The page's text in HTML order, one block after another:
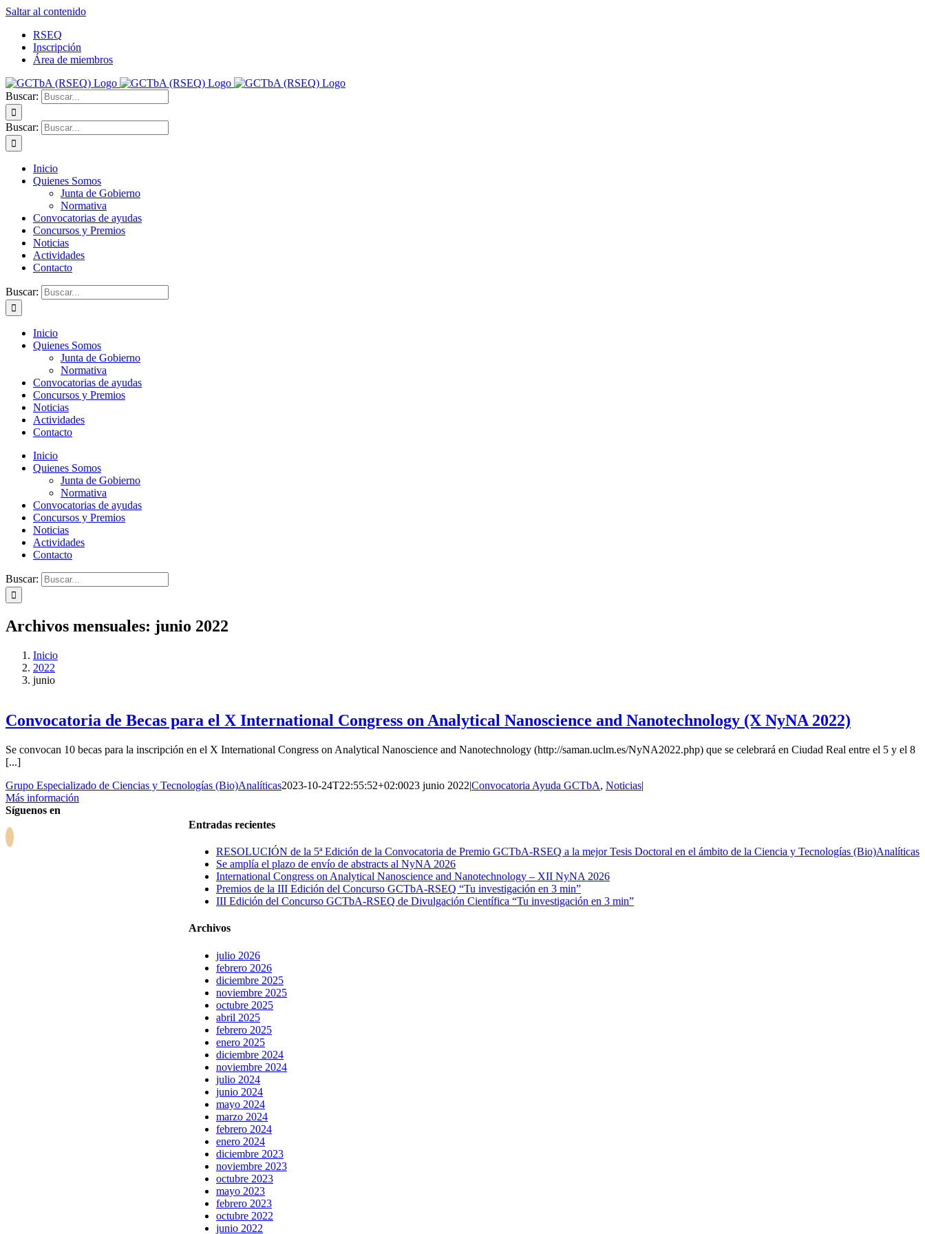
Saltar al contenido
RSEQ
Inscripción
Área de miembros
Buscar:
Buscar:
Inicio
Quienes Somos
Junta de Gobierno
Normativa
Convocatorias de ayudas
Concursos y Premios
Noticias
Actividades
Contacto
Buscar:
Inicio
Quienes Somos
Junta de Gobierno
Normativa
Convocatorias de ayudas
Concursos y Premios
Noticias
Actividades
Contacto
Inicio
Quienes Somos
Junta de Gobierno
Normativa
Convocatorias de ayudas
Concursos y Premios
Noticias
Actividades
Contacto
Buscar:
Archivos mensuales: junio 2022
Inicio
2022
junio
Convocatoria de Becas para el X International Congress on Analytical Nanoscience and Nanotechnology (X NyNA 2022)
Se convocan 10 becas para la inscripción en el X International Congress on Analytical Nanoscience and Nanotechnology (http://saman.uclm.es/NyNA2022.php) que se celebrará en Ciudad Real entre el 5 y el 8
[...]
Grupo Especializado de Ciencias y Tecnologías (Bio)Analíticas2023-10-24T22:55:52+02:0023 junio 2022|Convocatoria Ayuda GCTbA, Noticias|
Más información
Entradas recientes
RESOLUCIÓN de la 5ª Edición de la Convocatoria de Premio GCTbA‐RSEQ a la mejor Tesis Doctoral en el ámbito de la Ciencia y Tecnologías (Bio)Analíticas
Se amplía el plazo de envío de abstracts al NyNA 2026
International Congress on Analytical Nanoscience and Nanotechnology – XII NyNA 2026
Premios de la III Edición del Concurso GCTbA-RSEQ “Tu investigación en 3 min”
III Edición del Concurso GCTbA-RSEQ de Divulgación Científica “Tu investigación en 3 min”
Archivos
julio 2026
febrero 2026
diciembre 2025
noviembre 2025
octubre 2025
abril 2025
febrero 2025
enero 2025
diciembre 2024
noviembre 2024
julio 2024
junio 2024
mayo 2024
marzo 2024
febrero 2024
enero 2024
diciembre 2023
noviembre 2023
octubre 2023
mayo 2023
febrero 2023
octubre 2022
junio 2022
Síguenos en